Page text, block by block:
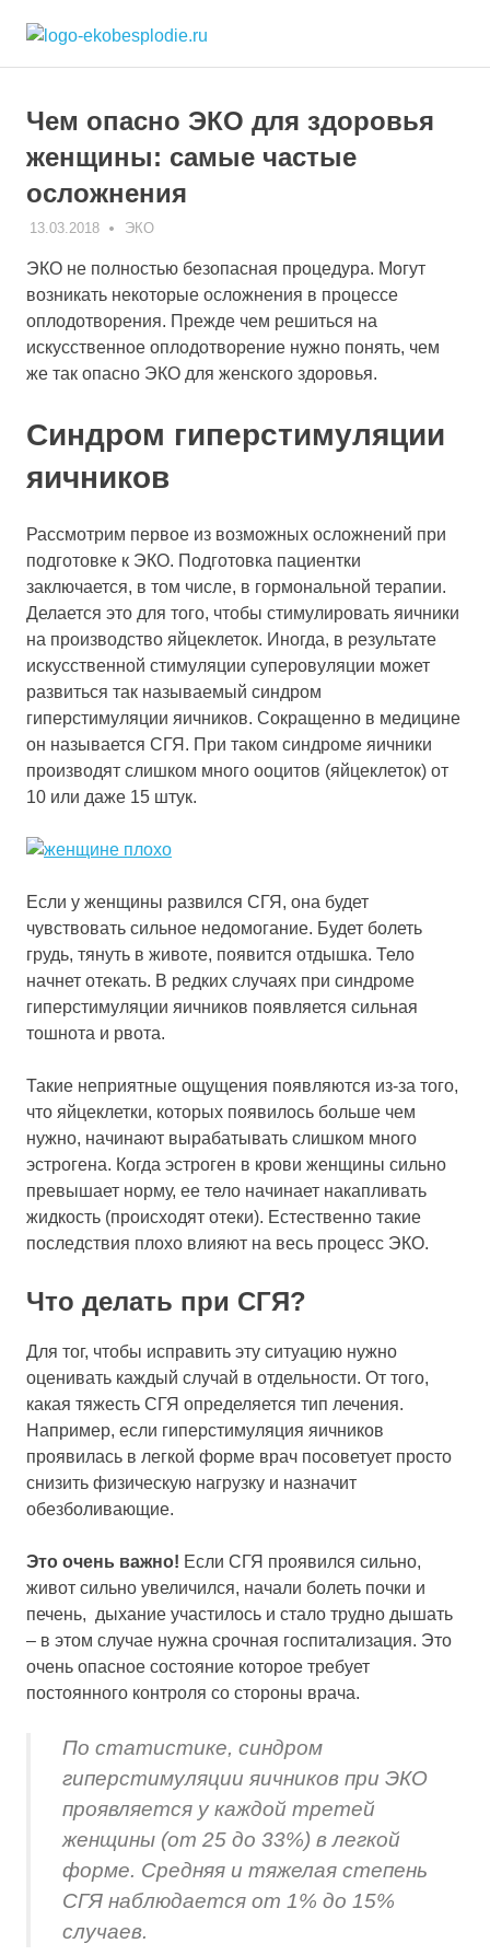
content
и
лечении
бесплодия
Чем опасно ЭКО для здоровья
женщины: самые частые
осложнения
13.03.2018 ЭКО-1
ЭКО
ЭКО не полностью безопасная процедура. Могут
возникать некоторые осложнения в процессе
оплодотворения. Прежде чем решиться на
искусственное оплодотворение нужно понять, чем
же так опасно ЭКО для женского здоровья.
Синдром гиперстимуляции
яичников
Рассмотрим первое из возможных осложнений при
подготовке к ЭКО. Подготовка пациентки
заключается, в том числе, в гормональной терапии.
Делается это для того, чтобы стимулировать яичники
на производство яйцеклеток. Иногда, в результате
искусственной стимуляции суперовуляции может
развиться так называемый синдром
гиперстимуляции яичников. Сокращенно в медицине
он называется СГЯ. При таком синдроме яичники
производят слишком много ооцитов (яйцеклеток) от
10 или даже 15 штук.
Если у женщины развился СГЯ, она будет
чувствовать сильное недомогание. Будет болеть
грудь, тянуть в животе, появится отдышка. Тело
начнет отекать. В редких случаях при синдроме
гиперстимуляции яичников появляется сильная
тошнота и рвота.
Такие неприятные ощущения появляются из-за того,
что яйцеклетки, которых появилось больше чем
нужно, начинают вырабатывать слишком много
эстрогена. Когда эстроген в крови женщины сильно
превышает норму, ее тело начинает накапливать
жидкость (происходят отеки). Естественно такие
последствия плохо влияют на весь процесс ЭКО.
Что делать при СГЯ?
Для тог, чтобы исправить эту ситуацию нужно
оценивать каждый случай в отдельности. От того,
какая тяжесть СГЯ определяется тип лечения.
Например, если гиперстимуляция яичников
проявилась в легкой форме врач посоветует просто
снизить физическую нагрузку и назначит
обезболивающие.
Это очень важно! Если СГЯ проявился сильно,
живот сильно увеличился, начали болеть почки и
печень, дыхание участилось и стало трудно дышать
– в этом случае нужна срочная госпитализация. Это
очень опасное состояние которое требует
постоянного контроля со стороны врача.
По статистике, синдром
гиперстимуляции яичников при ЭКО
проявляется у каждой третей
женщины (от 25 до 33%) в легкой
форме. Средняя и тяжелая степень
СГЯ наблюдается от 1% до 15%
случаев.